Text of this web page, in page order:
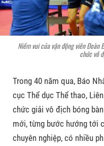
Niềm vui của vận động viên Đoàn
chức vô
Trong 40 năm qua, Báo
cục Thể dục Thể thao,
chức giải vô địch bóng
mới, từng bước hướng tới
chuyên nghiệp, có nhiều